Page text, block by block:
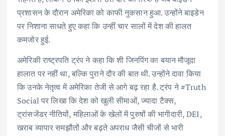
k p
प्रशासन के दौरान अमेरिका को काफी नुकसान हुआ. उन्होंने बाइडेन
पर निशाना साधते हुए कहा कि उन्हीं चार सालों में देश की हालत
कमजोर हुई.
अमेरिकी राष्ट्रपति ट्रंप ने कहा कि शी जिनपिंग का बयान मौजूदा
हालात पर नहीं था, बल्कि पुराने दौर की बात थी. उन्होंने दावा किया
कि उनके नेतृत्व में अमेरिका तेजी से आगे बढ़ रहा है. ट्रंप ने #Truth
Social पर लिखा कि देश को खुली सीमाओं, ज्यादा टैक्स,
ट्रांसजेंडर नीतियों, महिलाओं के खेलों में पुरुषों की भागीदारी, DEI,
खराब व्यापार समझौतों और बढ़ते अपराध जैसी चीजों से भारी